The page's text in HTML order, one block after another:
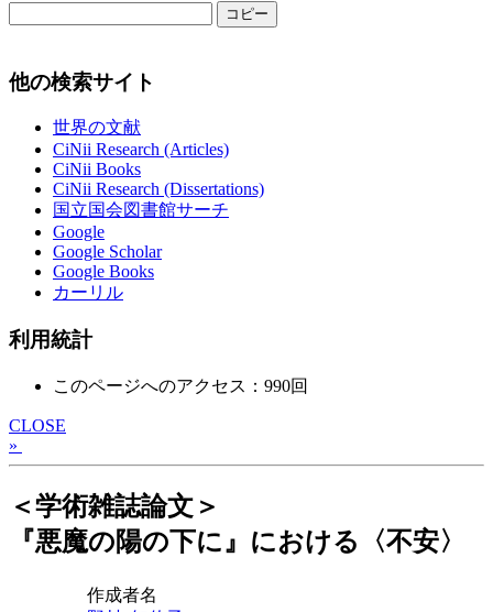
コピー
他の検索サイト
世界の文献
CiNii Research (Articles)
CiNii Books
CiNii Research (Dissertations)
国立国会図書館サーチ
Google
Google Scholar
Google Books
カーリル
利用統計
このページへのアクセス：990回
CLOSE
»
＜学術雑誌論文＞
『悪魔の陽の下に』における〈不安〉
作成者名